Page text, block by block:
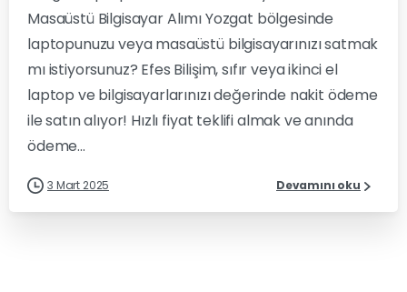
Masaüstü Bilgisayar Alımı Yozgat bölgesinde
laptopunuzu veya masaüstü bilgisayarınızı satmak
mı istiyorsunuz? Efes Bilişim, sıfır veya ikinci el
laptop ve bilgisayarlarınızı değerinde nakit ödeme
ile satın alıyor! Hızlı fiyat teklifi almak ve anında
ödeme...
3 Mart 2025 Devamını oku